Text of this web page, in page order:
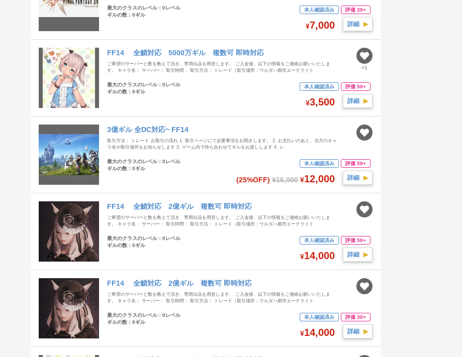
最大のクラスのレベル：0レベル
ギルの数：0ギル
本人確認済み 評価 30+
¥7,000 詳細 ▶︎
FF14 全鯖対応 5000万ギル 複数可 即時対応
ご希望のサーバーと数を教えて頂き、専用出品を用意します。 ご入金後、以下の情報をご連絡お願いいたしま
す。 キャラ名： サーバー： 取引時間： 取引方法： トレード（取引場所：ウルダハ都市エーテライト
最大のクラスのレベル：0レベル
ギルの数：0ギル
本人確認済み 評価 50+
¥3,500 詳細 ▶︎
×1
3億ギル 全DC対応~ FF14
取引方法： トレード お取引の流れ 1. 取引ページにて必要事項をお聞きします。 2. お支払いのあと、当方のキャ
ラ名や取引場所をお知らせします 3. ゲーム内で待ち合わせてギルをお渡しします 4. レ
最大のクラスのレベル：0レベル
ギルの数：0ギル
本人確認済み 評価 50+
(25%OFF) ¥16,000 ¥12,000 詳細 ▶︎
FF14 全鯖対応 2億ギル 複数可 即時対応
ご希望のサーバーと数を教えて頂き、専用出品を用意します。 ご入金後、以下の情報をご連絡お願いいたしま
す。 キャラ名： サーバー： 取引時間： 取引方法： トレード（取引場所：ウルダハ都市エーテライト
最大のクラスのレベル：0レベル
ギルの数：0ギル
本人確認済み 評価 50+
¥14,000 詳細 ▶︎
FF14 全鯖対応 2億ギル 複数可 即時対応
ご希望のサーバーと数を教えて頂き、専用出品を用意します。 ご入金後、以下の情報をご連絡お願いいたしま
す。 キャラ名： サーバー： 取引時間： 取引方法： トレード（取引場所：ウルダハ都市エーテライト
最大のクラスのレベル：0レベル
ギルの数：0ギル
本人確認済み 評価 30+
¥14,000 詳細 ▶︎